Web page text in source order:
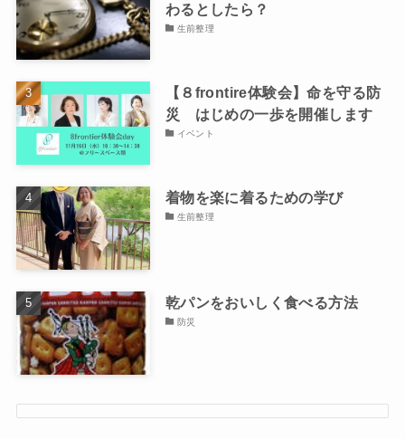
わるとしたら？
生前整理
【８frontire体験会】命を守る防
災 はじめの一歩を開催します
イベント
着物を楽に着るための学び
生前整理
乾パンをおいしく食べる方法
防災